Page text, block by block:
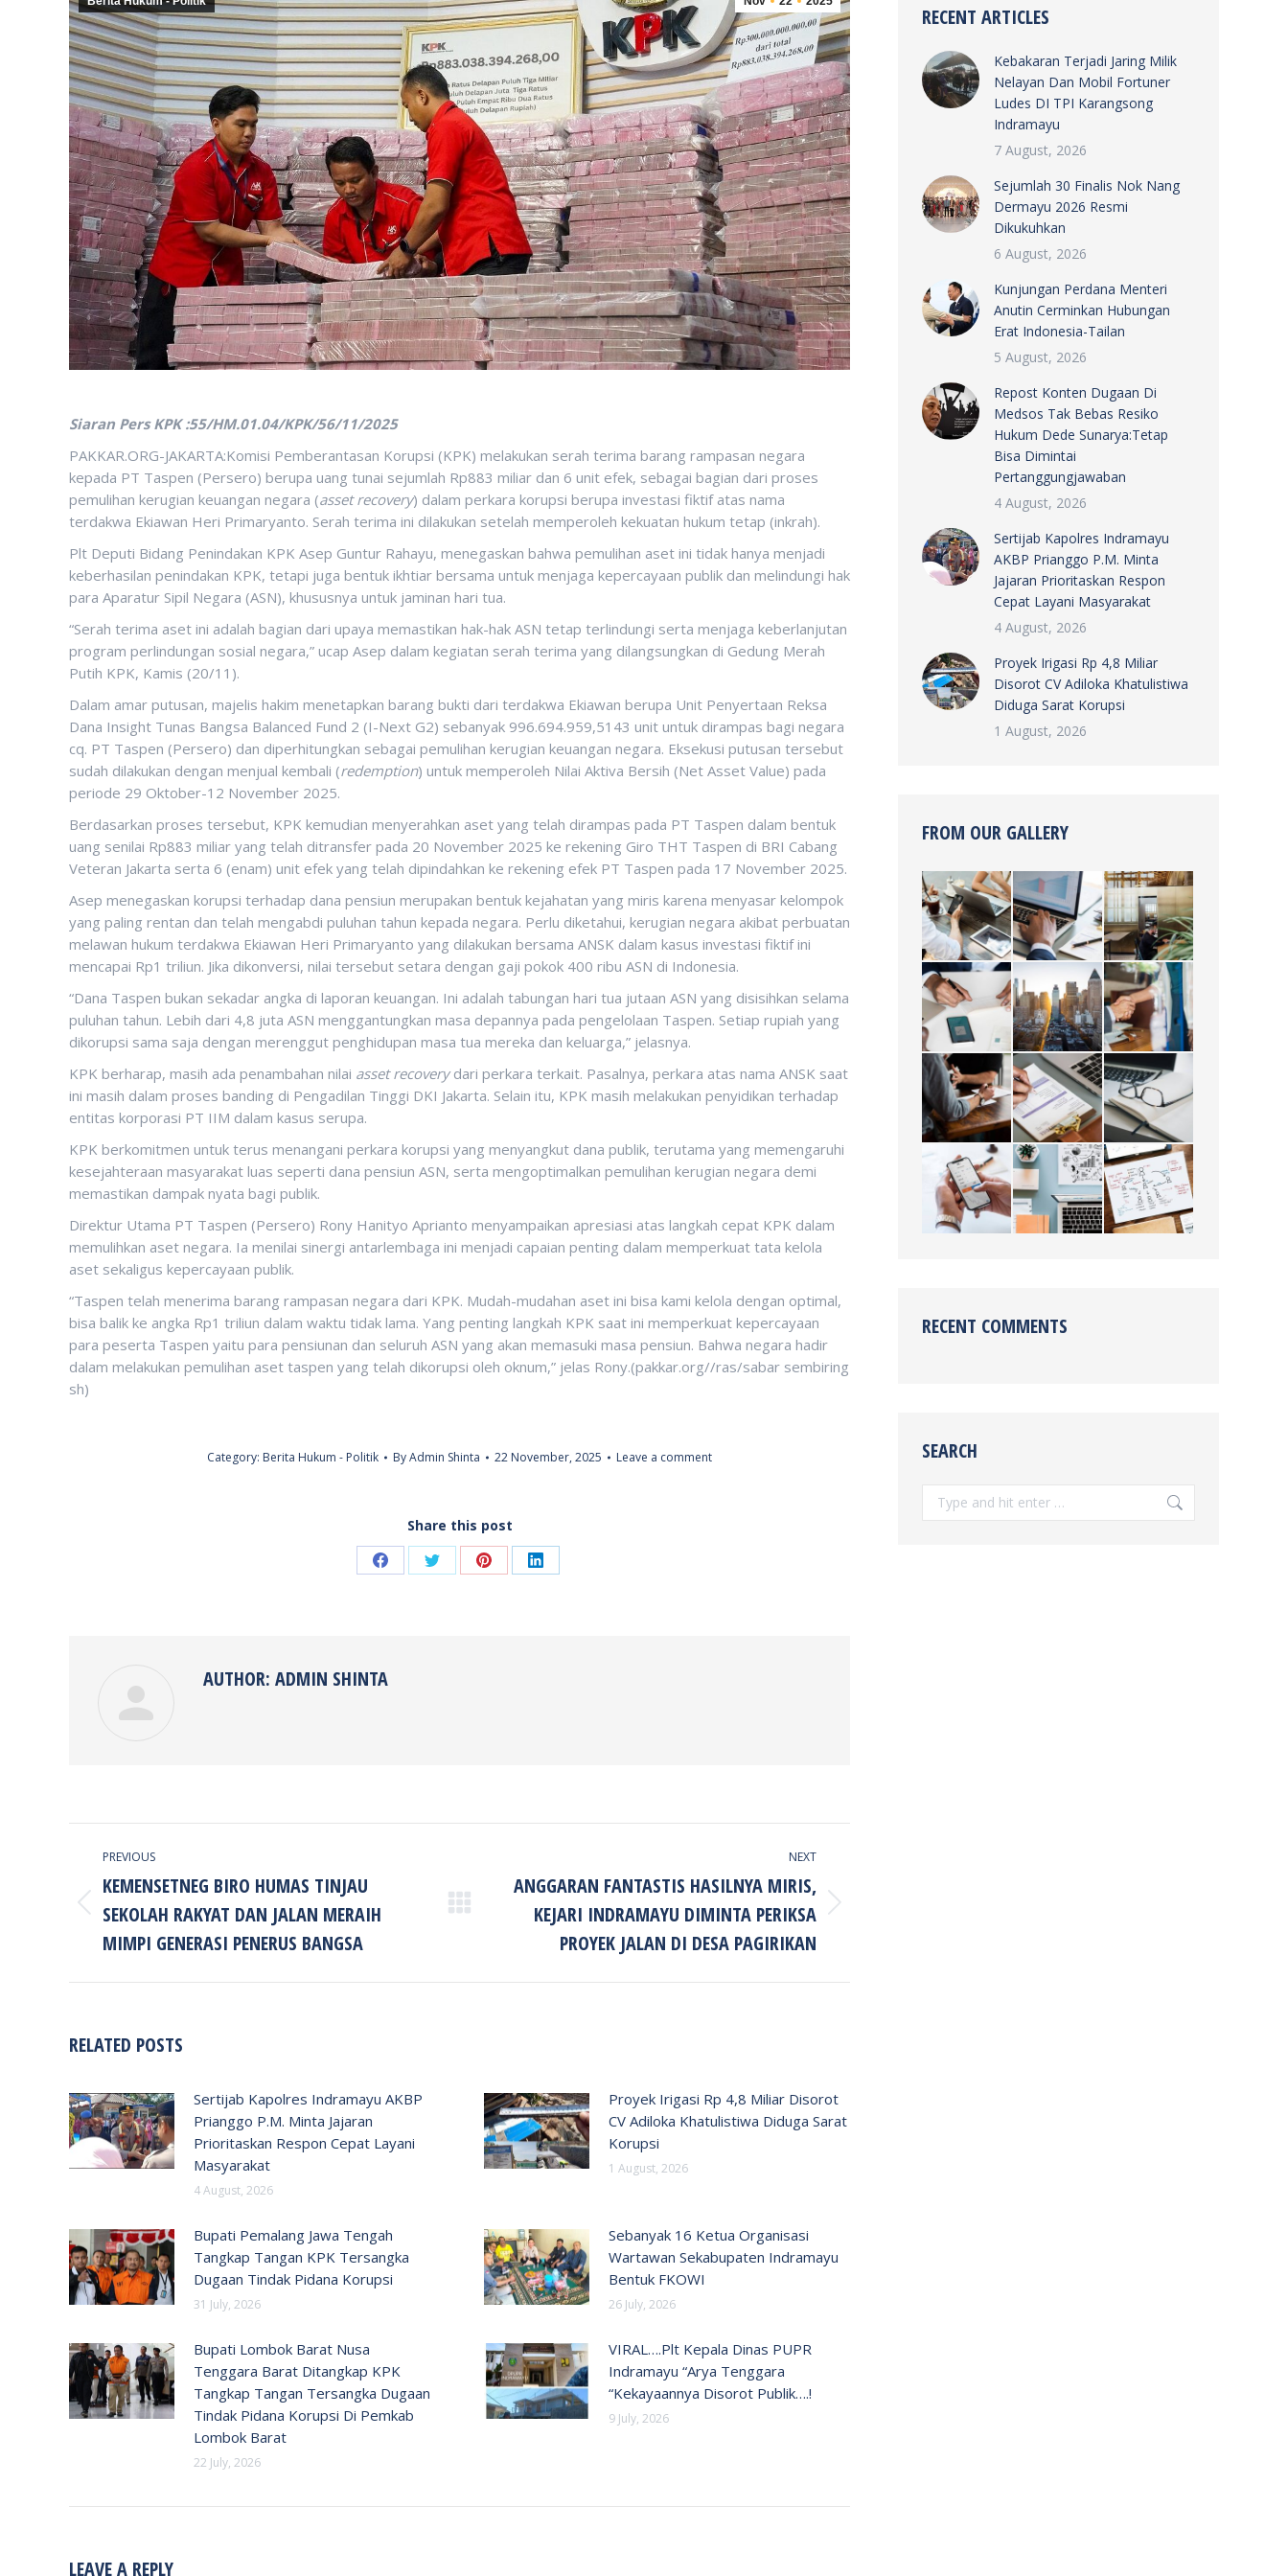
Siaran Pers KPK :55/HM.01.04/KPK/56/11/2025
PAKKAR.ORG-JAKARTA:Komisi Pemberantasan Korupsi (KPK) melakukan serah terima barang rampasan negara
kepada PT Taspen (Persero) berupa uang tunai sejumlah Rp883 miliar dan 6 unit efek, sebagai bagian dari proses
pemulihan kerugian keuangan negara (asset recovery) dalam perkara korupsi berupa investasi fiktif atas nama
terdakwa Ekiawan Heri Primaryanto. Serah terima ini dilakukan setelah memperoleh kekuatan hukum tetap (inkrah).
Plt Deputi Bidang Penindakan KPK Asep Guntur Rahayu, menegaskan bahwa pemulihan aset ini tidak hanya menjadi
keberhasilan penindakan KPK, tetapi juga bentuk ikhtiar bersama untuk menjaga kepercayaan publik dan melindungi hak
para Aparatur Sipil Negara (ASN), khususnya untuk jaminan hari tua.
“Serah terima aset ini adalah bagian dari upaya memastikan hak-hak ASN tetap terlindungi serta menjaga keberlanjutan
program perlindungan sosial negara,” ucap Asep dalam kegiatan serah terima yang dilangsungkan di Gedung Merah
Putih KPK, Kamis (20/11).
Dalam amar putusan, majelis hakim menetapkan barang bukti dari terdakwa Ekiawan berupa Unit Penyertaan Reksa
Dana Insight Tunas Bangsa Balanced Fund 2 (I-Next G2) sebanyak 996.694.959,5143 unit untuk dirampas bagi negara
cq. PT Taspen (Persero) dan diperhitungkan sebagai pemulihan kerugian keuangan negara. Eksekusi putusan tersebut
sudah dilakukan dengan menjual kembali (redemption) untuk memperoleh Nilai Aktiva Bersih (Net Asset Value) pada
periode 29 Oktober-12 November 2025.
Berdasarkan proses tersebut, KPK kemudian menyerahkan aset yang telah dirampas pada PT Taspen dalam bentuk
uang senilai Rp883 miliar yang telah ditransfer pada 20 November 2025 ke rekening Giro THT Taspen di BRI Cabang
Veteran Jakarta serta 6 (enam) unit efek yang telah dipindahkan ke rekening efek PT Taspen pada 17 November 2025.
Asep menegaskan korupsi terhadap dana pensiun merupakan bentuk kejahatan yang miris karena menyasar kelompok
yang paling rentan dan telah mengabdi puluhan tahun kepada negara. Perlu diketahui, kerugian negara akibat perbuatan
melawan hukum terdakwa Ekiawan Heri Primaryanto yang dilakukan bersama ANSK dalam kasus investasi fiktif ini
mencapai Rp1 triliun. Jika dikonversi, nilai tersebut setara dengan gaji pokok 400 ribu ASN di Indonesia.
“Dana Taspen bukan sekadar angka di laporan keuangan. Ini adalah tabungan hari tua jutaan ASN yang disisihkan selama
puluhan tahun. Lebih dari 4,8 juta ASN menggantungkan masa depannya pada pengelolaan Taspen. Setiap rupiah yang
dikorupsi sama saja dengan merenggut penghidupan masa tua mereka dan keluarga,” jelasnya.
KPK berharap, masih ada penambahan nilai asset recoverydari perkara terkait. Pasalnya, perkara atas nama ANSK saat
ini masih dalam proses banding di Pengadilan Tinggi DKI Jakarta. Selain itu, KPK masih melakukan penyidikan terhadap
entitas korporasi PT IIM dalam kasus serupa.
KPK berkomitmen untuk terus menangani perkara korupsi yang menyangkut dana publik, terutama yang memengaruhi
kesejahteraan masyarakat luas seperti dana pensiun ASN, serta mengoptimalkan pemulihan kerugian negara demi
memastikan dampak nyata bagi publik.
Direktur Utama PT Taspen (Persero) Rony Hanityo Aprianto menyampaikan apresiasi atas langkah cepat KPK dalam
memulihkan aset negara. Ia menilai sinergi antarlembaga ini menjadi capaian penting dalam memperkuat tata kelola
aset sekaligus kepercayaan publik.
“Taspen telah menerima barang rampasan negara dari KPK. Mudah-mudahan aset ini bisa kami kelola dengan optimal,
bisa balik ke angka Rp1 triliun dalam waktu tidak lama. Yang penting langkah KPK saat ini memperkuat kepercayaan
para peserta Taspen yaitu para pensiunan dan seluruh ASN yang akan memasuki masa pensiun. Bahwa negara hadir
dalam melakukan pemulihan aset taspen yang telah dikorupsi oleh oknum,” jelas Rony.(pakkar.org//ras/sabar sembiring
sh)
Category: Berita Hukum - Politik ByAdmin Shinta 22 November, 2025 Leave a comment
Share this post
Share Share Share Share
AUTHOR: ADMIN SHINTA
NAVIGATION
PREVIOUS
Previous
post:
KEMENSETNEG BIRO HUMAS TINJAU
SEKOLAH RAKYAT DAN JALAN MERAIH
MIMPI GENERASI PENERUS BANGSA
NEXT
ANGGARAN FANTASTIS HASILNYA MIRIS,
KEJARI INDRAMAYU DIMINTA PERIKSA
PROYEK JALAN DI DESA PAGIRIKAN
RELATED POSTS
Sertijab Kapolres Indramayu AKBP
Prianggo P.M. Minta Jajaran
Prioritaskan Respon Cepat Layani
Masyarakat
4 August, 2026
Proyek Irigasi Rp 4,8 Miliar Disorot
CV Adiloka Khatulistiwa Diduga Sarat
Korupsi
1 August, 2026
Bupati Pemalang Jawa Tengah
Tangkap Tangan KPK Tersangka
Dugaan Tindak Pidana Korupsi
31 July, 2026
Sebanyak 16 Ketua Organisasi
Wartawan Sekabupaten Indramayu
Bentuk FKOWI
26 July, 2026
Bupati Lombok Barat Nusa
Tenggara Barat Ditangkap KPK
Tangkap Tangan Tersangka Dugaan
Tindak Pidana Korupsi Di Pemkab
Lombok Barat
22 July, 2026
VIRAL….Plt Kepala Dinas PUPR
Indramayu “Arya Tenggara
“Kekayaannya Disorot Publik….!
9 July, 2026
LEAVE A REPLY
RECENT ARTICLES
Kebakaran Terjadi Jaring Milik
Nelayan Dan Mobil Fortuner
Ludes DI TPI Karangsong
Indramayu
7 August, 2026
Sejumlah 30 Finalis Nok Nang
Dermayu 2026 Resmi
Dikukuhkan
6 August, 2026
Kunjungan Perdana Menteri
Anutin Cerminkan Hubungan
Erat Indonesia-Tailan
5 August, 2026
Repost Konten Dugaan Di
Medsos Tak Bebas Resiko
Hukum Dede Sunarya:Tetap
Bisa Dimintai
Pertanggungjawaban
4 August, 2026
Sertijab Kapolres Indramayu
AKBP Prianggo P.M. Minta
Jajaran Prioritaskan Respon
Cepat Layani Masyarakat
4 August, 2026
Proyek Irigasi Rp 4,8 Miliar
Disorot CV Adiloka Khatulistiwa
Diduga Sarat Korupsi
1 August, 2026
FROM OUR GALLERY
RECENT COMMENTS
SEARCH
Search: